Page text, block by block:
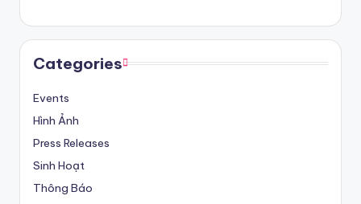
Categories
Events
Hình Ảnh
Press Releases
Sinh Hoạt
Thông Báo